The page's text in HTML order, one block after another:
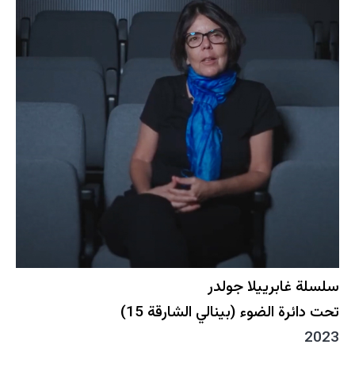
سلسلة غابرييلا جولدر
تحت دائرة الضوء (بينالي الشارقة 15)
2023